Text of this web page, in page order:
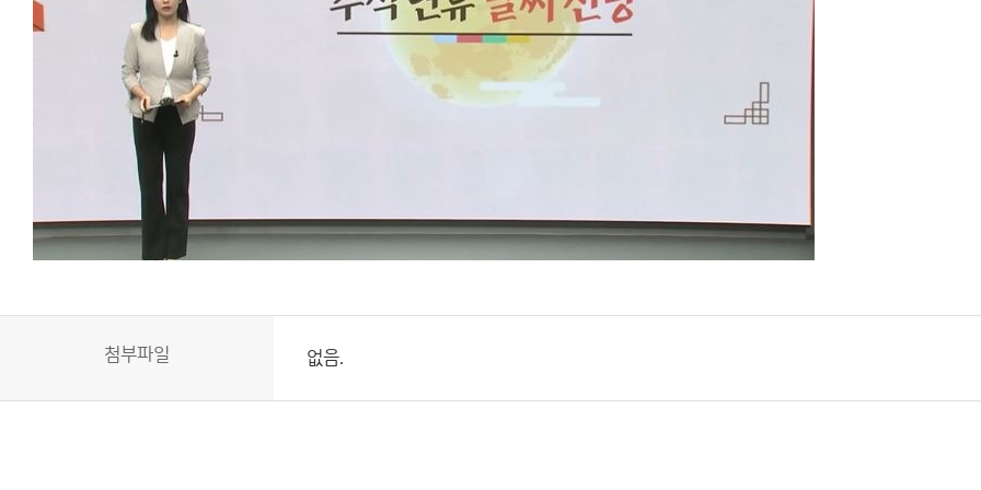
첨부파일 없음.